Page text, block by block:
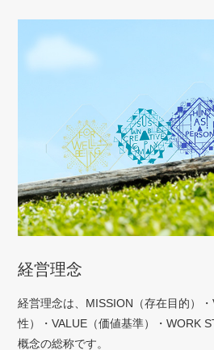
経営理念
経営理念は、MISSION（存在目的）
性）・VALUE（価値基準）・WORK
概念の総称です。